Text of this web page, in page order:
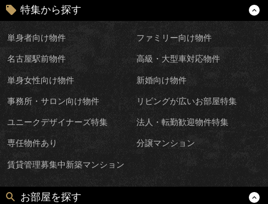
特集から探す
単身者向け物件 ファミリー向け物件
名古屋駅前物件 高級・大型車対応物件
単身女性向け物件 新婚向け物件
事務所・サロン向け物件 リビングが広いお部屋特集
ユニークデザイナーズ特集 法人・転勤歓迎物件特集
専任物件あり 分譲マンション
賃貸管理募集中新築マンション
お部屋を探す